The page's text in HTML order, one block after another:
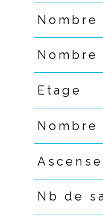
Nombre
Etage
Nb de